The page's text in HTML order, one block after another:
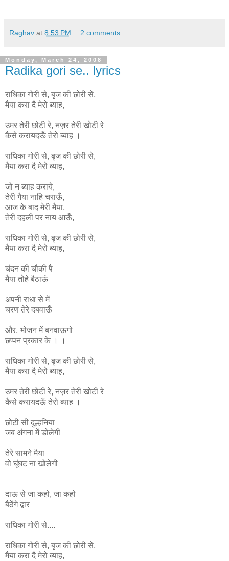
Raghav at 8:53 PM 2 comments:
Monday, March 24, 2008
Radika gori se.. lyrics
राधिका गोरी से, बृज की छोरी से,
मैया करा दै मेरो ब्याह,
उमर तेरी छोटी रे, नज़र तेरी खोटी रे
कैसे करायदऊँ तेरो ब्याह ।
राधिका गोरी से, बृज की छोरी से,
मैया करा दै मेरो ब्याह,
जो न ब्याह कराये,
तेरी गैया नाहि चराऊँ,
आज के बाद मेरी मैया,
तेरी दहली पर नाय आऊँ,
राधिका गोरी से, बृज की छोरी से,
मैया करा दै मेरो ब्याह,
चंदन की चौकी पै
मैया तोहे बैठाऊं
अपनी राधा से में
चरण तेरे दबवाऊँ
और, भोजन में बनवाऊगो
छप्पन प्रकार के । ।
राधिका गोरी से, बृज की छोरी से,
मैया करा दै मेरो ब्याह,
उमर तेरी छोटी रे, नज़र तेरी खोटी रे
कैसे करायदऊँ तेरो ब्याह ।
छोटी सी दुल्हनिया
जब अंगना में डोलेगी
तेरे सामने मैया
वो घूंघट ना खोलेगी
दाऊ से जा कहो, जा कहो
बैठेंगे द्वार
राधिका गोरी से....
राधिका गोरी से, बृज की छोरी से,
मैया करा दै मेरो ब्याह,